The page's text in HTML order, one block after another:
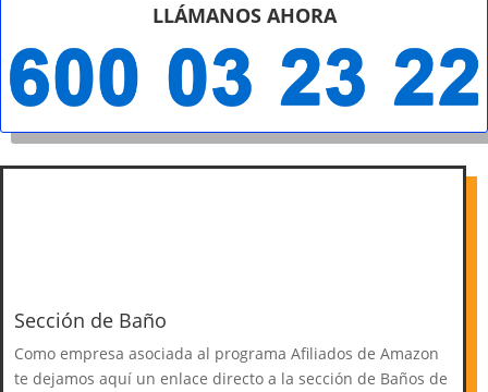
LLÁMANOS AHORA
Sección de Baño
Como empresa asociada al programa Afiliados de Amazon
te dejamos aquí un enlace directo a la sección de Baños de